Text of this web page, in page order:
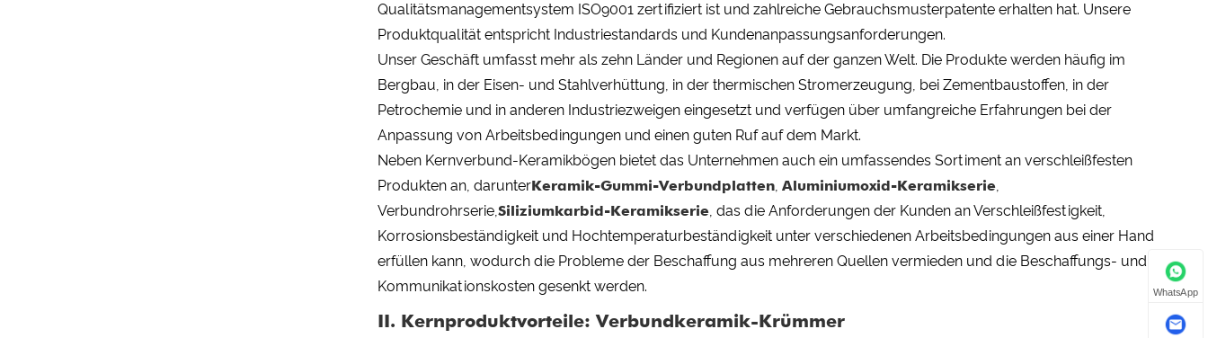
Qualitätsmanagementsystem ISO9001 zertifiziert ist und zahlreiche Gebrauchsmusterpatente erhalten hat. Unsere
Produktqualität entspricht Industriestandards und Kundenanpassungsanforderungen.
Unser Geschäft umfasst mehr als zehn Länder und Regionen auf der ganzen Welt. Die Produkte werden häufig im
Bergbau, in der Eisen- und Stahlverhüttung, in der thermischen Stromerzeugung, bei Zementbaustoffen, in der
Petrochemie und in anderen Industriezweigen eingesetzt und verfügen über umfangreiche Erfahrungen bei der
Anpassung von Arbeitsbedingungen und einen guten Ruf auf dem Markt.
Neben Kernverbund-Keramikbögen bietet das Unternehmen auch ein umfassendes Sortiment an verschleißfesten
Produkten an, darunterKeramik-Gummi-Verbundplatten, Aluminiumoxid-Keramikserie,
Verbundrohrserie,Siliziumkarbid-Keramikserie, das die Anforderungen der Kunden an Verschleißfestigkeit,
Korrosionsbeständigkeit und Hochtemperaturbeständigkeit unter verschiedenen Arbeitsbedingungen aus einer Hand
erfüllen kann, wodurch die Probleme der Beschaffung aus mehreren Quellen vermieden und die Beschaffungs- und
Kommunikationskosten gesenkt werden.
II. Kernproduktvorteile: Verbundkeramik-Krümmer
WhatsApp